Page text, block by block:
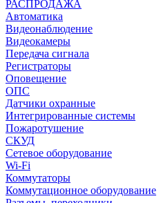
РАСПРОДАЖА
Автоматика
Видеонаблюдение
Видеокамеры
Передача сигнала
Регистраторы
Оповещение
ОПС
Датчики охранные
Интегрированные системы
Пожаротушение
СКУД
Сетевое оборудование
Wi-Fi
Коммутаторы
Коммутационное оборудование